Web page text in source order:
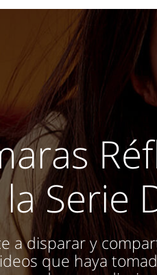
la Serie
a disparar y
que haya